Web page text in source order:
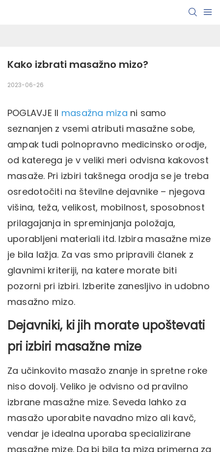
Kako izbrati masažno mizo?
2023-06-26
POGLAVJE II masažna miza ni samo
seznanjen z vsemi atributi masažne sobe,
ampak tudi polnopravno medicinsko orodje,
od katerega je v veliki meri odvisna kakovost
masaže. Pri izbiri takšnega orodja se je treba
osredotočiti na številne dejavnike – njegova
višina, teža, velikost, mobilnost, sposobnost
prilagajanja in spreminjanja položaja,
uporabljeni materiali itd. Izbira masažne mize
je bila lažja. Za vas smo pripravili članek z
glavnimi kriteriji, na katere morate biti
pozorni pri izbiri. Izberite zanesljivo in udobno
masažno mizo.
Dejavniki, ki jih morate upoštevati
pri izbiri masažne mize
Za učinkovito masažo znanje in spretne roke
niso dovolj. Veliko je odvisno od pravilno
izbrane masažne mize. Seveda lahko za
masažo uporabite navadno mizo ali kavč,
vendar je idealna uporaba specializirane
masažne mize. Da bi bila ta miza primerna za